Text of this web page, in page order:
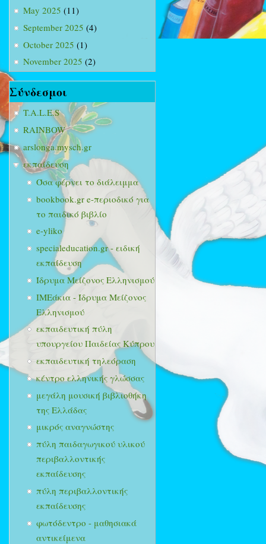
May 2025 (11)
September 2025 (4)
October 2025 (1)
November 2025 (2)
Σύνδεσμοι
T.A.L.E.S
RAINBOW
arslonga.mysch.gr
εκπαίδευση
Όσα φέρνει το διάλειμμα
bookbook.gr e-περιοδικό για
το παιδικό βιβλίο
e-yliko
specialeducation.gr - ειδική
εκπαίδευση
Ίδρυμα Μείζονος Ελληνισμού
ΙΜΕάκια - Ίδρυμα Μείζονος
Ελληνισμού
εκπαιδευτική πύλη
υπουργείου Παιδείας Κύπρου
εκπαιδευτική τηλεόραση
κέντρο ελληνικής γλώσσας
μεγάλη μουσική βιβλιοθήκη
της Ελλάδας
μικρός αναγνώστης
πύλη παιδαγωγικού υλικού
περιβαλλοντικής
εκπαίδευσης
πύλη περιβαλλοντικής
εκπαίδευσης
φωτόδεντρο - μαθησιακά
αντικείμενα